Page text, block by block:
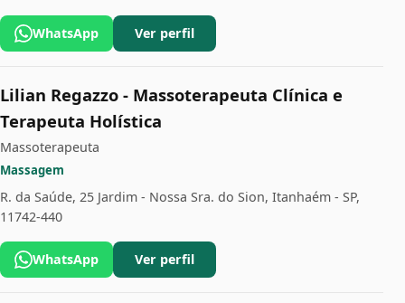
WhatsApp Ver perfil
Lilian Regazzo - Massoterapeuta Clínica e
Terapeuta Holística
Massoterapeuta
Massagem
R. da Saúde, 25 Jardim - Nossa Sra. do Sion, Itanhaém - SP,
11742-440
WhatsApp Ver perfil